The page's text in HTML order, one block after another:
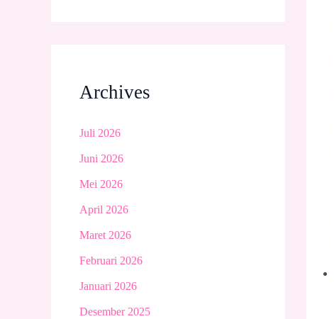
Archives
Juli 2026
Juni 2026
Mei 2026
April 2026
Maret 2026
Februari 2026
Januari 2026
Desember 2025